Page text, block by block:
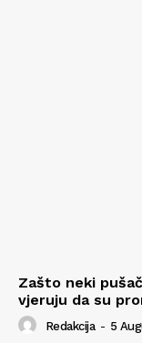
Zašto neki
vjeruju da su
Redakcija - 5